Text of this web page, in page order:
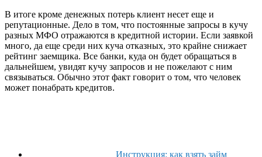
В итоге кроме денежных потерь клиент несет еще и
репутационные. Дело в том, что постоянные запросы в кучу
разных МФО отражаются в кредитной истории. Если заявкой
много, да еще среди них куча отказных, это крайне снижает
рейтинг заемщика. Все банки, куда он будет обращаться в
дальнейшем, увидят кучу запросов и не пожелают с ним
связываться. Обычно этот факт говорит о том, что человек
может понабрать кредитов.
Инструкция: как взять займ